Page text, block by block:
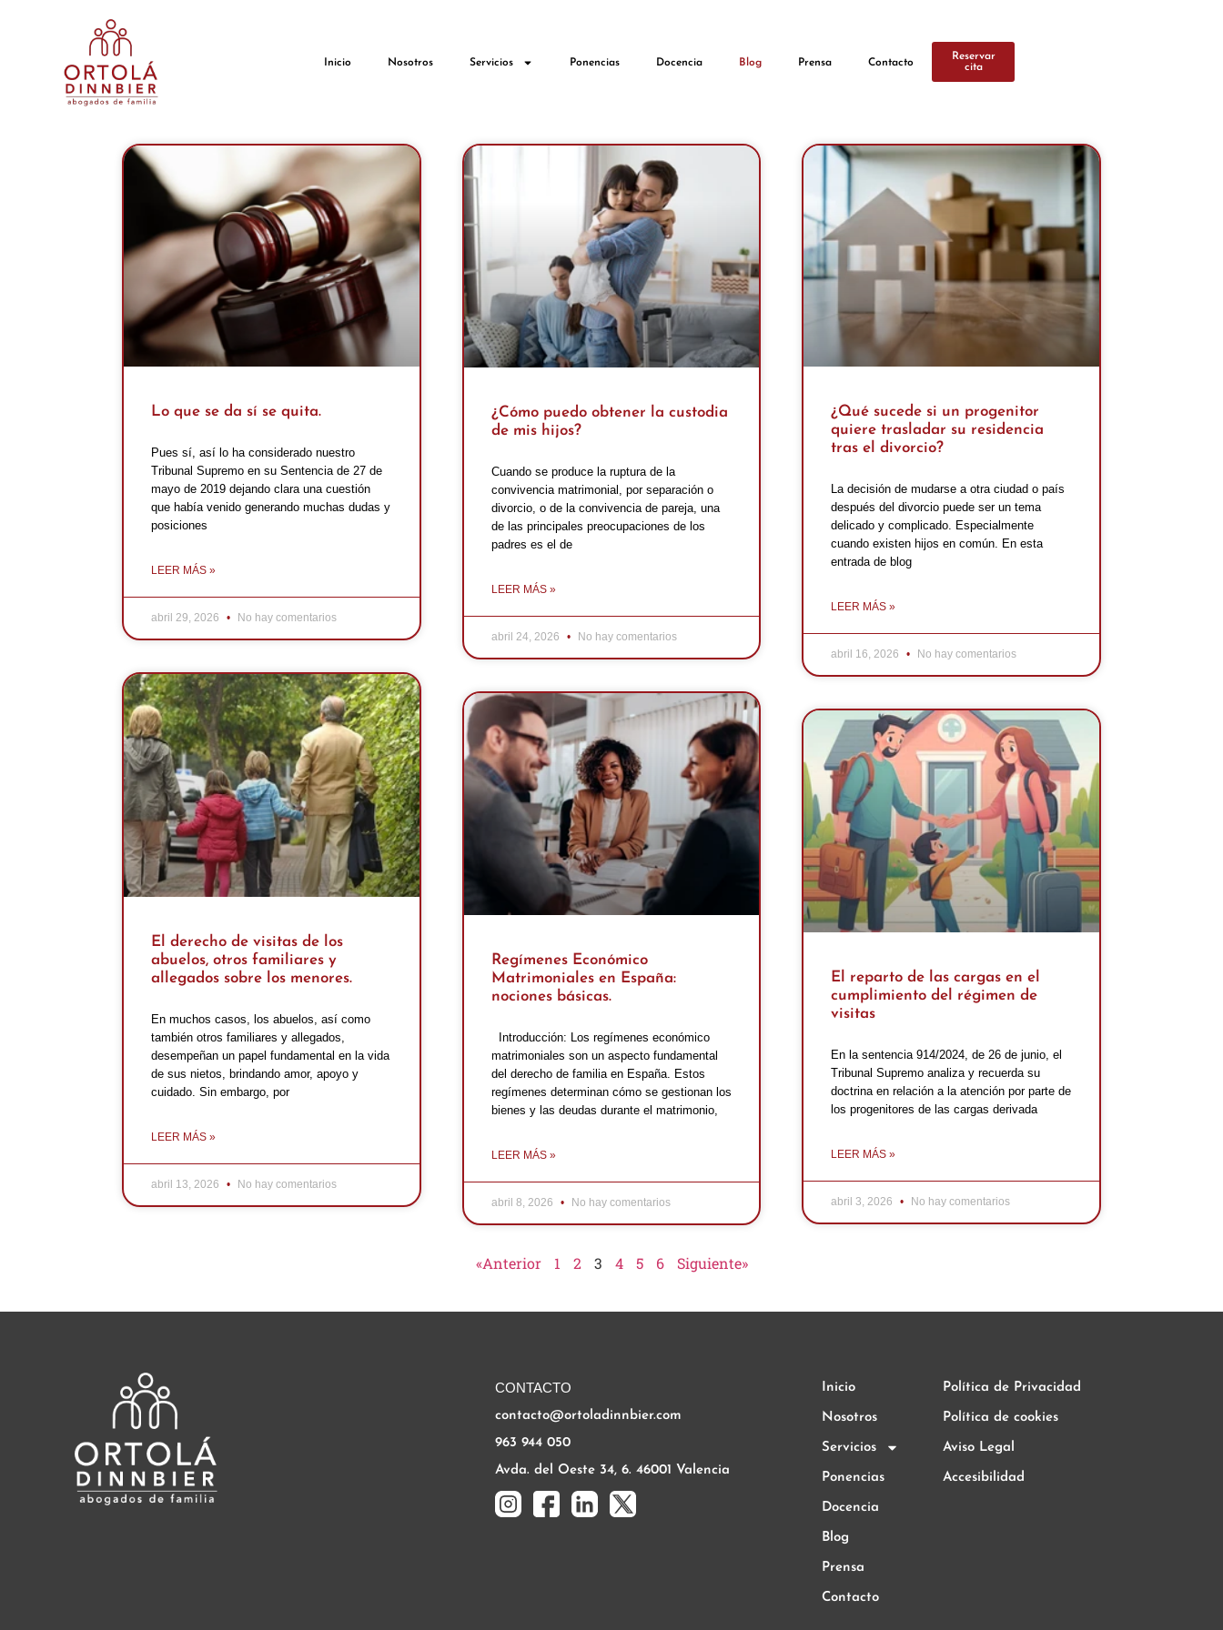
Inicio Nosotros Servicios Ponencias Docencia Blog Prensa Contacto
Reservar
cita
Lo que se da sí se quita.
Pues sí, así lo ha considerado nuestro
Tribunal Supremo en su Sentencia de 27 de
mayo de 2019 dejando clara una cuestión
que había venido generando muchas dudas y
posiciones
LEER MÁS »
abril 29, 2026 No hay comentarios
¿Cómo puedo obtener la custodia
de mis hijos?
Cuando se produce la ruptura de la
convivencia matrimonial, por separación o
divorcio, o de la convivencia de pareja, una
de las principales preocupaciones de los
padres es el de
LEER MÁS »
abril 24, 2026 No hay comentarios
¿Qué sucede si un progenitor
quiere trasladar su residencia
tras el divorcio?
La decisión de mudarse a otra ciudad o país
después del divorcio puede ser un tema
delicado y complicado. Especialmente
cuando existen hijos en común. En esta
entrada de blog
LEER MÁS »
abril 16, 2026 No hay comentarios
El derecho de visitas de los
abuelos, otros familiares y
allegados sobre los menores.
En muchos casos, los abuelos, así como
también otros familiares y allegados,
desempeñan un papel fundamental en la vida
de sus nietos, brindando amor, apoyo y
cuidado. Sin embargo, por
LEER MÁS »
abril 13, 2026 No hay comentarios
Regímenes Económico
Matrimoniales en España:
nociones básicas.
Introducción: Los regímenes económico
matrimoniales son un aspecto fundamental
del derecho de familia en España. Estos
regímenes determinan cómo se gestionan los
bienes y las deudas durante el matrimonio,
LEER MÁS »
abril 8, 2026 No hay comentarios
El reparto de las cargas en el
cumplimiento del régimen de
visitas
En la sentencia 914/2024, de 26 de junio, el
Tribunal Supremo analiza y recuerda su
doctrina en relación a la atención por parte de
los progenitores de las cargas derivada
LEER MÁS »
abril 3, 2026 No hay comentarios
«Anterior 1 2 3 4 5 6 Siguiente»
CONTACTO
contacto@ortoladinnbier.com
963 944 050
Avda. del Oeste 34, 6. 46001 Valencia
Inicio
Nosotros
Servicios
Ponencias
Docencia
Blog
Prensa
Contacto
Política de Privacidad
Política de cookies
Aviso Legal
Accesibilidad